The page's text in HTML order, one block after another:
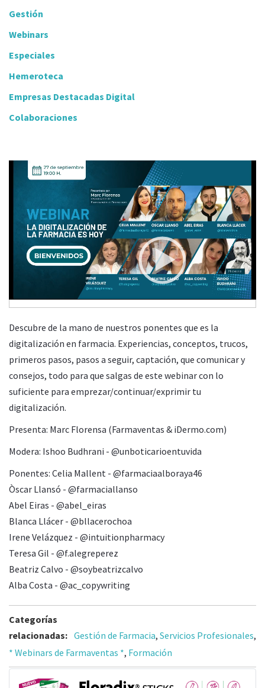
Gestión
Webinars
Especiales
Hemeroteca
Empresas Destacadas Digital
Colaboraciones
LA DIGITALIZACIÓN DE LA FARMACIA ES HOY
Martes, 27 Septiembre 2022 19:00 42:19
Descubre de la mano de nuestros ponentes que es la
digitalización en farmacia. Experiencias, conceptos, trucos,
primeros pasos, pasos a seguir, captación, que comunicar y
consejos, todo para que salgas de este webinar con lo
suficiente para emprezar/continuar/exprimir tu
digitalización.
Presenta: Marc Florensa (Farmaventas & iDermo.com)
Modera: Ishoo Budhrani - @unboticarioentuvida
Ponentes: Celia Mallent - @farmaciaalboraya46
Òscar Llansó - @farmaciallanso
Abel Eiras - @abel_eiras
Blanca Llácer - @bllacerochoa
Irene Velázquez - @intuitionpharmacy
Teresa Gil - @f.alegreperez
Beatriz Calvo - @soybeatrizcalvo
Alba Costa - @ac_copywriting
Categorías
relacionadas: Gestión de Farmacia, Servicios Profesionales,
* Webinars de Farmaventas *, Formación